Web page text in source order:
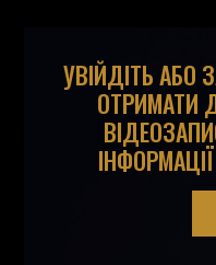
УВІЙДІТЬ АБО
ОТРИМАТИ